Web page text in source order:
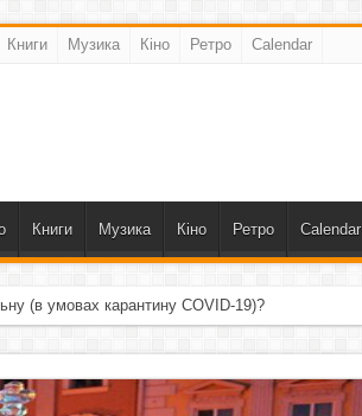
Книги Музика Кіно Ретро Calendar
Книги Музика Кіно Ретро Calendar
(в умовах карантину COVID-19)?